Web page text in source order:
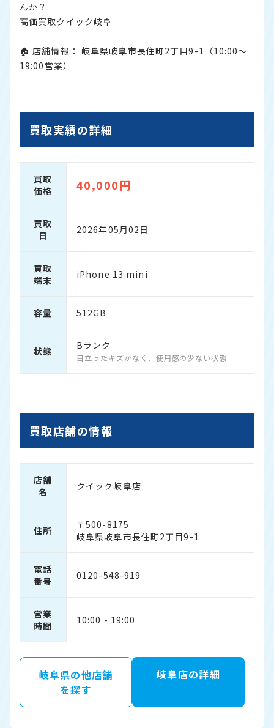
んか？
高価買取クイック岐阜
🏠 店舗情報： 岐阜県岐阜市長住町2丁目9-1（10:00〜
19:00営業）
買取実績の詳細
買取
価格
40,000円
買取
日
2026年05月02日
買取
端末
iPhone 13 mini
容量 512GB
状態 Bランク
目立ったキズがなく、使用感の少ない状態
買取店舗の情報
店舗
名
クイック岐阜店
住所
〒500-8175
岐阜県岐阜市長住町2丁目9-1
電話
番号
0120-548-919
営業
時間
10:00 - 19:00
岐阜県の他店舗
を探す
岐阜店の詳細